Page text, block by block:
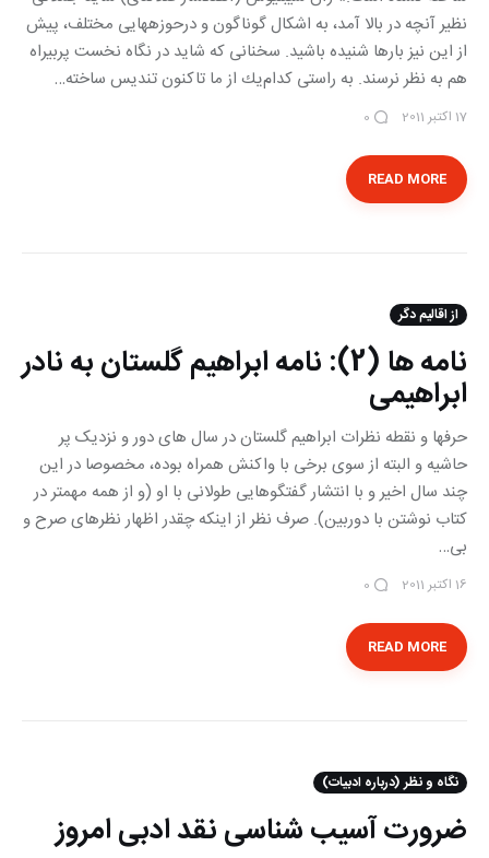
نظیر آنچه در بالا آمد، به اشكال گوناگون و درحوزه‎هایی مختلف، پیش
از این نیز بارها شنیده باشید. سخنانی كه شاید در نگاه نخست پربیراه
هم به نظر نر‎سند. به راستی كدام‌یك از ما تاكنون تندیس ساخته…
17 اکتبر 2011 0
READ MORE
از اقالیم دگر
نامه ها (2): نامه ابراهیم گلستان به نادر
ابراهیمی
حرفها و نقطه نظرات ابراهیم گلستان در سال های دور و نزدیک پر
حاشیه و البته از سوی برخی با واکنش همراه بوده، مخصوصا در این
چند سال اخیر و با انتشار گفتگوهایی طولانی با او (و از همه مهمتر در
کتاب نوشتن با دوربین). صرف نظر از اینکه چقدر اظهار نظرهای صرح و
بی…
16 اکتبر 2011 0
READ MORE
نگاه و نظر (درباره ادبیات)
ضرورت آسیب شناسی نقد ادبی امروز